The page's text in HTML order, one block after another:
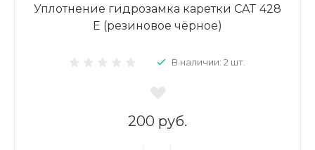
Уплотнение гидрозамка каретки CAT 428
E (резиновое чёрное)
В наличии: 2 шт.
200 руб.